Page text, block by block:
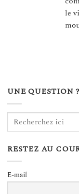
le
UNE QUESTION ?
RESTEZ AU
E-mail